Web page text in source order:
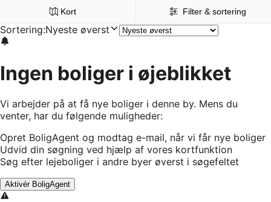
Kort Filter & sortering
Sortering:Nyeste øverst
Ingen boliger i øjeblikket
Vi arbejder på at få nye boliger i denne by. Mens du
venter, har du følgende muligheder:
Opret BoligAgent og modtag e-mail, når vi får nye boliger
Udvid din søgning ved hjælp af vores kortfunktion
Søg efter lejeboliger i andre byer øverst i søgefeltet
Aktivér BoligAgent